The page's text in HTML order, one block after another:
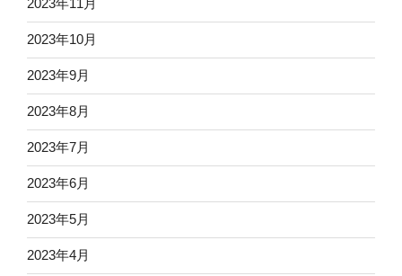
2023年11月
2023年10月
2023年9月
2023年8月
2023年7月
2023年6月
2023年5月
2023年4月